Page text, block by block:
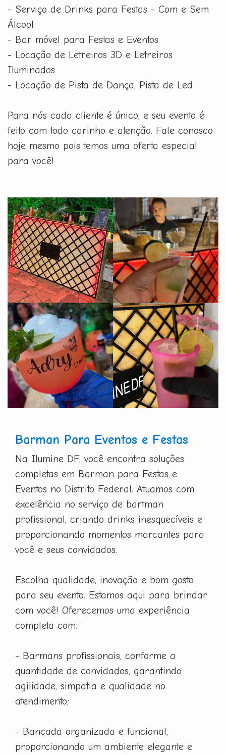
- Serviço de Drinks para Festas - Com e Sem
Álcool
- Bar móvel para Festas e Eventos
- Locação de Letreiros 3D e Letreiros
Iluminados
- Locação de Pista de Dança, Pista de Led
Para nós cada cliente é único, e seu evento é
feito com todo carinho e atenção. Fale conosco
hoje mesmo pois temos uma oferta especial
para você!
Barman Para Eventos e Festas
Na Ilumine DF, você encontra soluções
completas em Barman para Festas e
Eventos no Distrito Federal. Atuamos com
excelência no serviço de bartman
profissional, criando drinks inesquecíveis e
proporcionando momentos marcantes para
você e seus convidados.
Escolha qualidade, inovação e bom gosto
para seu evento. Estamos aqui para brindar
com você! Oferecemos uma experiência
completa com:
- Barmans profissionais, conforme a
quantidade de convidados, garantindo
agilidade, simpatia e qualidade no
atendimento;
- Bancada organizada e funcional,
proporcionando um ambiente elegante e